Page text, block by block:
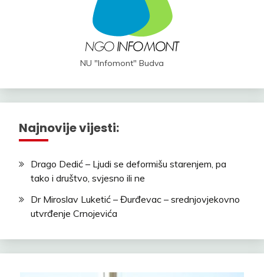
NU "Infomont" Budva
Najnovije vijesti:
Drago Dedić – Ljudi se deformišu starenjem, pa
tako i društvo, svjesno ili ne
Dr Miroslav Luketić – Đurđevac – srednjovjekovno
utvrđenje Crnojevića